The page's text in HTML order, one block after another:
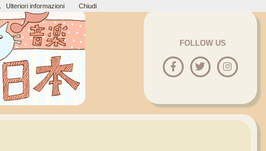
FOLLOW US
Ulteriori informazioni Chiudi